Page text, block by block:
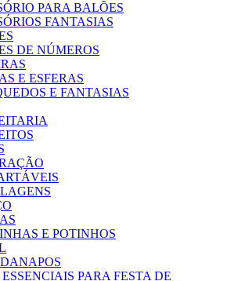
PARA BALÕES
FANTASIAS
DE NÚMEROS
E ESFERAS
E FANTASIAS
E POTINHOS
PARA FESTA DE